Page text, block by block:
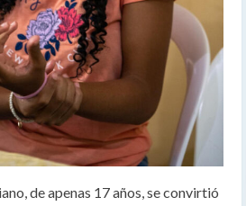
de apenas 17 años, se convirtió